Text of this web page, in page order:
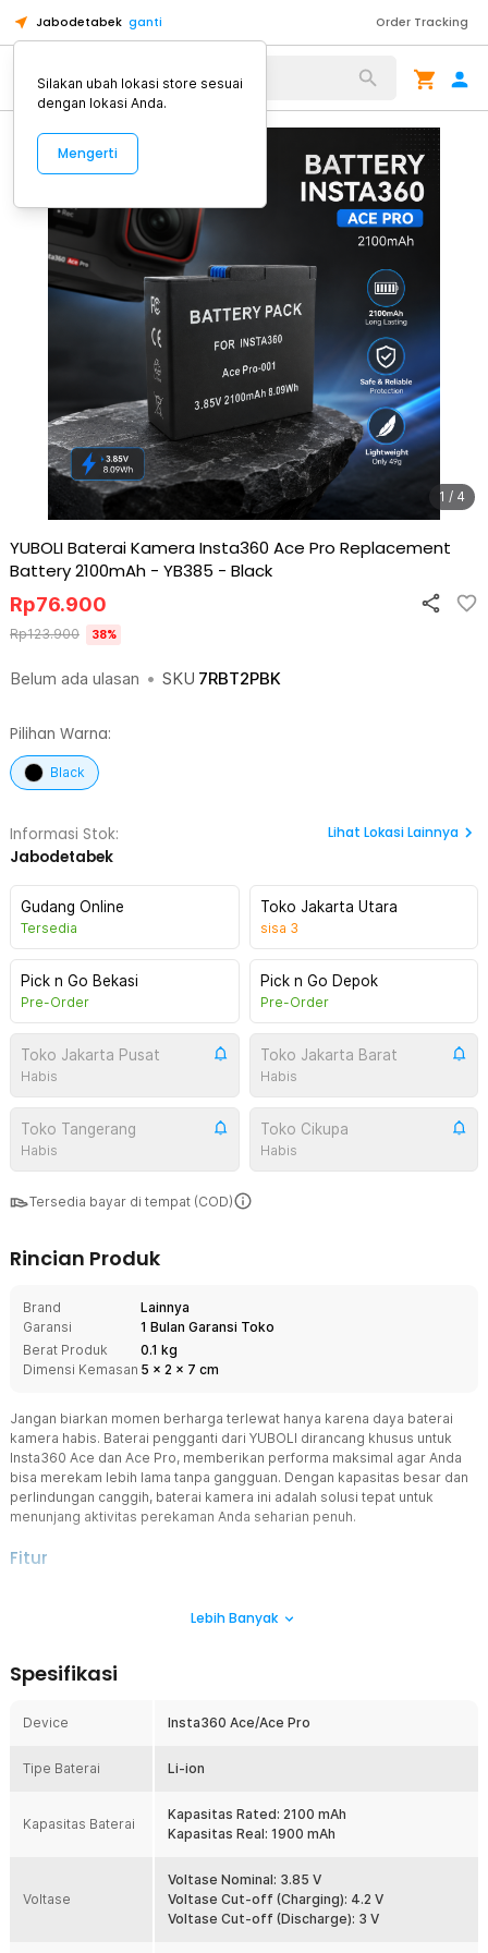
Jabodetabek ganti Order Tracking
Alat Kopi
1 / 4
YUBOLI Baterai Kamera Insta360 Ace Pro Replacement
Battery 2100mAh - YB385 - Black
Belum ada ulasan • SKU 7RBT2PBK
Rp76.900
Rp123.900 38%
Pilihan Warna:
Black
Informasi Stok:
Jabodetabek
Lihat Lokasi Lainnya
Gudang Online
Tersedia
Toko Jakarta Utara
sisa 3
Pick n Go Bekasi
Pre-Order
Pick n Go Depok
Pre-Order
Toko Jakarta Pusat
Habis
Toko Jakarta Barat
Habis
Toko Tangerang
Habis
Toko Cikupa
Habis
Tersedia bayar di tempat (COD)
Rincian Produk
Brand
Lainnya
Garansi
1 Bulan Garansi Toko
Berat Produk
0.1 kg
Dimensi Kemasan 5 x 2 x 7 cm
Jangan biarkan momen berharga terlewat hanya karena daya baterai
kamera habis. Baterai pengganti dari YUBOLI dirancang khusus untuk
Insta360 Ace dan Ace Pro, memberikan performa maksimal agar Anda
bisa merekam lebih lama tanpa gangguan. Dengan kapasitas besar dan
perlindungan canggih, baterai kamera ini adalah solusi tepat untuk
menunjang aktivitas perekaman Anda seharian penuh.
Fitur
Dirancang dengan spesifikasi yang presisi, baterai kamera ini
pasang dan kamera siap digunakan seperti biasa tanpa hambatan.
Memiliki kapasitas rated sebesar 2100 mAh (real 1900 mAh),
harus sering mengganti atau mengisi ulang. Cocok digunakan saat
profesional yang membutuhkan durasi panjang.
Andal dengan Proteksi
chip proteksi internal yang mencegah risiko arus pendek,
kelebihan arus, overcharge, dan overheat. Tak hanya menjaga
baterai kamera tetap awet, fitur ini juga melindungi kamera Anda
Lebih Banyak
Spesifikasi
Device Insta360 Ace/Ace Pro
Tipe Baterai Li-ion
Kapasitas Baterai
Kapasitas Rated: 2100 mAh
Kapasitas Real: 1900 mAh
Voltase
Voltase Nominal: 3.85 V
Voltase Cut-off (Charging): 4.2 V
Voltase Cut-off (Discharge): 3 V
Silakan ubah lokasi store sesuai
dengan lokasi Anda.
Mengerti